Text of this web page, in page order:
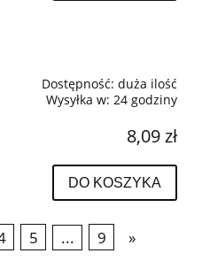
Dostępność: duża ilość
Wysyłka w: 24 godziny
8,09 zł
DO KOSZYKA
5 ... 9 »